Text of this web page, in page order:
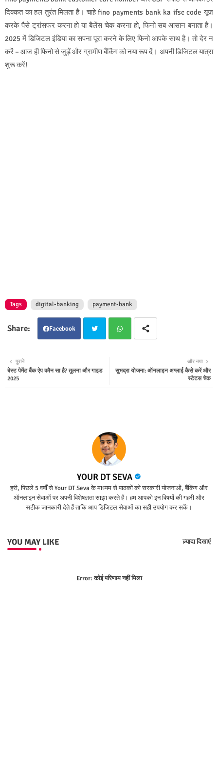
दिक्कत का हल तुरंत मिलता है। चाहे fino payments bank ka ifsc code यूज़
करके पैसे ट्रांसफर करना हो या बैलेंस चेक करना हो, फिनो सब आसान बनाता है।
2025 में डिजिटल इंडिया का सपना पूरा करने के लिए फिनो आपके साथ है। तो देर न
करें – आज ही फिनो से जुड़ें और ग्रामीण बैंकिंग को नया रूप दें। अपनी डिजिटल यात्रा
शुरू करें!
Tags digital-banking payment-bank
Facebook
ter tsap
और नया
सुभद्रा योजना: ऑनलाइन अप्लाई कैसे करें और
स्टेटस चेक
पुराने
बेस्ट पेमेंट बैंक ऐप कौन सा है? तुलना और गाइड
2025
YOUR DT SEVA
हरी, पिछले 5 वर्षों से Your DT Seva के माध्यम से पाठकों को सरकारी योजनाओं, बैंकिंग और
ऑनलाइन सेवाओं पर अपनी विशेषज्ञता साझा करते हैं। हम आपको इन विषयों की गहरी और
सटीक जानकारी देते हैं ताकि आप डिजिटल सेवाओं का सही उपयोग कर सकें।
YOU MAY LIKE ज़्यादा दिखाएं
Error:कोई परिणाम नहीं मिला